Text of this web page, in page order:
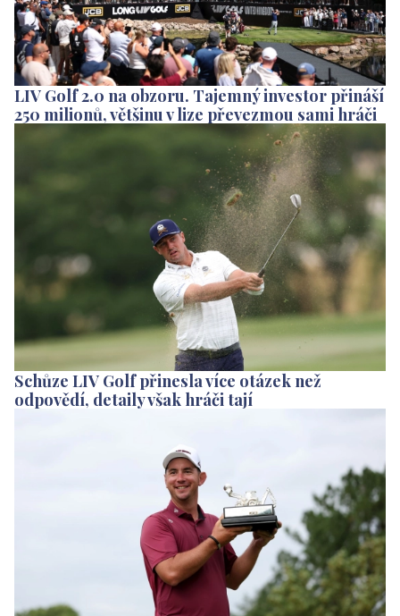
LIV Golf 2.0 na obzoru. Tajemný investor přináší
250 milionů, většinu v lize převezmou sami hráči
Schůze LIV Golf přinesla více otázek než
odpovědí, detaily však hráči tají